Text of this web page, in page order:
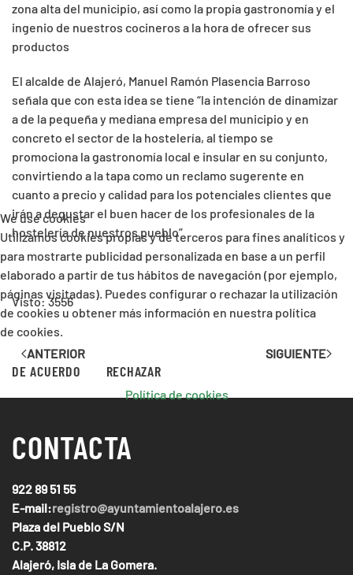
zona alta del municipio, así como la propia gastronomía y el
ingenio de nuestros cocineros a la hora de ofrecer sus
productos
El alcalde de Alajeró, Manuel Ramón Plasencia Barroso
señala que con esta idea se tiene “la intención de dinamizar
a de la pequeña y mediana empresa del municipio y en
concreto el sector de la hostelería, al tiempo se
promociona la gastronomía local e insular en su conjunto,
convirtiendo a la tapa como un reclamo sugerente en
cuanto a precio y calidad para los potenciales clientes que
irán a degustar el buen hacer de los profesionales de la
hostelería de nuestros pueblo”
Visto: 3556
ANTERIOR SIGUIENTE
CONTACTA
922 89 51 55
E-mail:registro@ayuntamientoalajero.es
Plaza del Pueblo S/N
C.P. 38812
Alajeró, Isla de La Gomera.
We use cookies
Utilizamos cookies propias y de terceros para fines analíticos y
para mostrarte publicidad personalizada en base a un perfil
elaborado a partir de tus hábitos de navegación (por ejemplo,
páginas visitadas). Puedes configurar o rechazar la utilización
de cookies u obtener más información en nuestra política
de cookies.
DE ACUERDO RECHAZAR
Política de cookies